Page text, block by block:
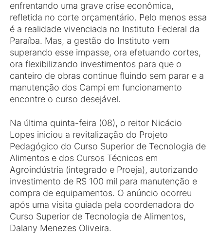
enfrentando uma grave crise econômica,
refletida no corte orçamentário. Pelo menos essa
é a realidade vivenciada no Instituto Federal da
Paraíba. Mas, a gestão do Instituto vem
superando esse impasse, ora efetuando cortes,
ora flexibilizando investimentos para que o
canteiro de obras continue fluindo sem parar e a
manutenção dos Campi em funcionamento
encontre o curso desejável.
Na última quinta-feira (08), o reitor Nicácio
Lopes iniciou a revitalização do Projeto
Pedagógico do Curso Superior de Tecnologia de
Alimentos e dos Cursos Técnicos em
Agroindústria (integrado e Proeja), autorizando
investimento de R$ 100 mil para manutenção e
compra de equipamentos. O anúncio ocorreu
após uma visita guiada pela coordenadora do
Curso Superior de Tecnologia de Alimentos,
Dalany Menezes Oliveira.